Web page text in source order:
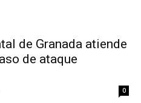
de Granada atiende
de ataque
0